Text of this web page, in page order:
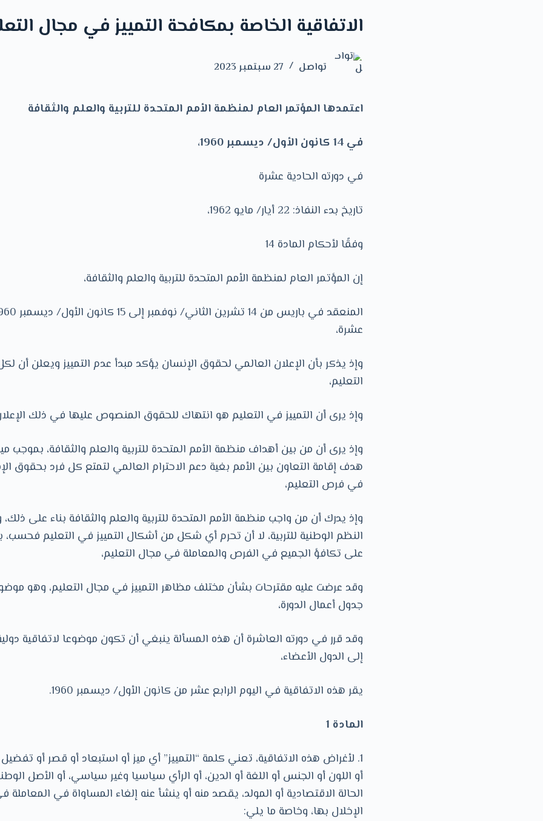
الاتفاقية الخاصة بمكافحة التمييز في مجال
تواصل 27 سبتمبر 2023
اعتمدها المؤتمر العام لمنظمة الأمم المتحدة للتربية والعلم والثقافة
في 14 كانون الأول/ ديسمبر 1960،
في دورته الحادية عشرة
تاريخ بدء النفاذ: 22 أيار/ مايو 1962،
وفقًا لأحكام المادة 14
إن المؤتمر العام لمنظمة الأمم المتحدة للتربية والعلم والثقافة،
عشرة،
وإذ يذكر بأن الإعلان العالمي لحقوق الإنسان يؤكد مبدأ عدم التمييز ويعلن أن
التعليم،
وإذ يرى أن التمييز في التعليم هو انتهاك للحقوق المنصوص عليها في ذلك
وإذ يرى أن من بين أهداف منظمة الأمم المتحدة للتربية والعلم والثقافة، بموجب
هدف إقامة التعاون بين الأمم بغية دعم الاحترام العالمي لتمتع كل فرد بحقوق
في فرص التعليم،
وإذ يدرك أن من واجب منظمة الأمم المتحدة للتربية والعلم والثقافة بناء على ذلك،
النظم الوطنية للتربية، لا أن تحرم أي شكل من أشكال التمييز في التعليم
على تكافؤ الجميع في الفرص والمعاملة في مجال التعليم،
جدول أعمال الدورة،
وقد قرر في دورته العاشرة أن هذه المسألة ينبغي أن تكون موضوعا لاتفاقية
إلى الدول الأعضاء،
يقر هذه الاتفاقية في اليوم الرابع عشر من كانون الأول/ ديسمبر 1960.
المادة 1
1. لأغراض هذه الاتفاقية، تعني كلمة “التمييز” أي ميز أو استبعاد أو قصر أو
أو اللون أو الجنس أو اللغة أو الدين، أو الرأي سياسيا وغير سياسي، أو الأصل
الحالة الاقتصادية أو المولد، يقصد منه أو ينشأ عنه إلغاء المساواة في المعاملة
الإخلال بها، وخاصة ما يلي: